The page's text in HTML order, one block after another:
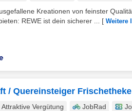
Kreationen von feinster
REWE ist dein sicherer ...
[ Weitere
/ Quereinsteiger
Attraktive Vergütung JobRad